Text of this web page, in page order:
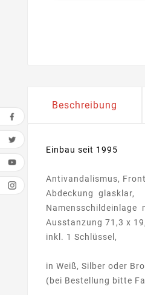
Beschreibung
Einbau seit 1995
Antivandalismus,
Abdeckung glasklar,
Namensschildeinlage
Ausstanzung 71,3 x
inkl. 1 Schlüssel,
in Weiß, Silber oder
(bei Bestellung bitte